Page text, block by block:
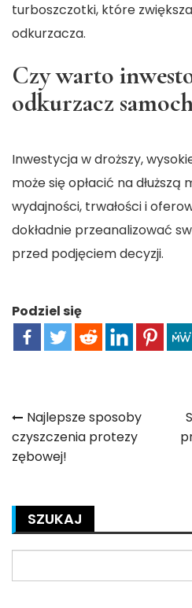
turboszczotki, które
odkurzacza.
Czy warto
odkurzacz
Inwestycja w droższy,
może się opłacić na dłuższą
wydajności, trwałości i
dokładnie przeanalizować
przed podjęciem decyzji.
Podziel się
Nawigacja
wpisu
Najlepsze sposoby
czyszczenia protezy
zębowej!
SZUKAJ
for: